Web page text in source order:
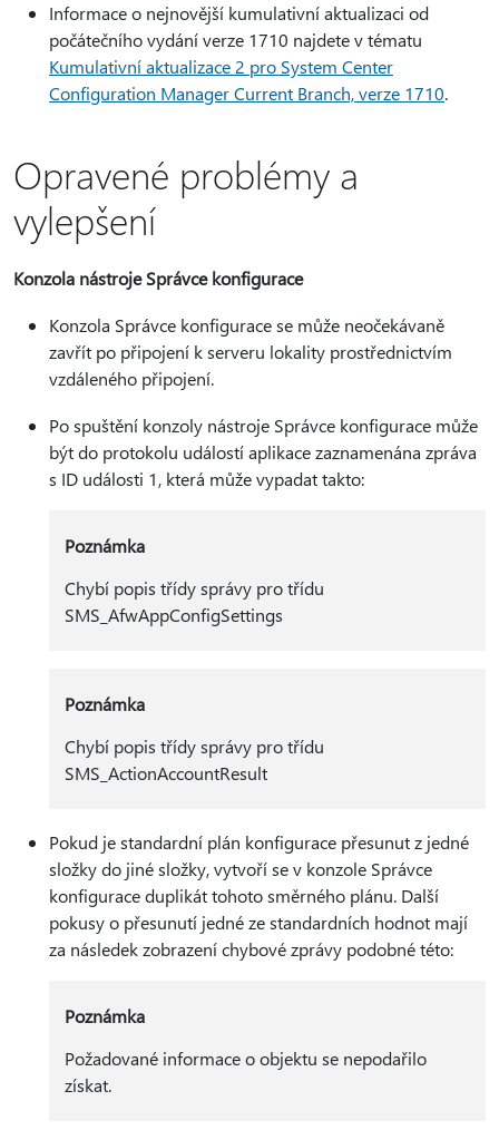
Informace o nejnovější kumulativní aktualizaci od
počátečního vydání verze 1710 najdete v tématu
Kumulativní aktualizace 2 pro System Center
Configuration Manager Current Branch, verze 1710.
Opravené problémy a
vylepšení
Konzola nástroje Správce konfigurace
Konzola Správce konfigurace se může neočekávaně
zavřít po připojení k serveru lokality prostřednictvím
vzdáleného připojení.
Po spuštění konzoly nástroje Správce konfigurace může
být do protokolu událostí aplikace zaznamenána zpráva
s ID události 1, která může vypadat takto:
Poznámka
Chybí popis třídy správy pro třídu
SMS_AfwAppConfigSettings
Poznámka
Chybí popis třídy správy pro třídu
SMS_ActionAccountResult
Pokud je standardní plán konfigurace přesunut z jedné
složky do jiné složky, vytvoří se v konzole Správce
konfigurace duplikát tohoto směrného plánu. Další
pokusy o přesunutí jedné ze standardních hodnot mají
za následek zobrazení chybové zprávy podobné této:
Poznámka
Požadované informace o objektu se nepodařilo
získat.